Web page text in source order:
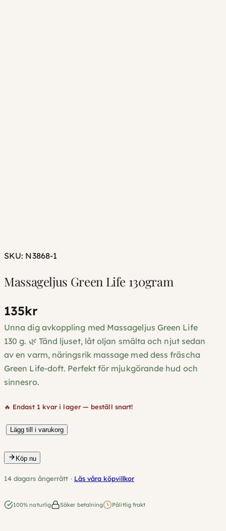
SKU: N3868-1
Massageljus Green Life 130gram
135kr
Unna dig avkoppling med Massageljus Green Life
130 g. 🌿 Tänd ljuset, låt oljan smälta och njut sedan
av en varm, näringsrik massage med dess fräscha
Green Life-doft. Perfekt för mjukgörande hud och
sinnesro.
🔥 Endast 1 kvar i lager — beställ snart!
M
g
e
Lägg till i varukorg
Köp nu
14 dagars ångerrätt · Läs våra köpvillkor
100% naturlig Säker betalning Pålitlig frakt